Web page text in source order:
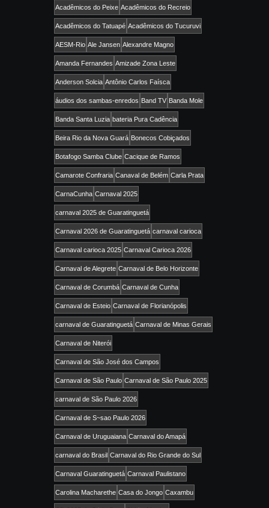
Acadêmicos do Peixe Acadêmicos do Recreio
Acadêmicos do Tatuapé Acadêmicos do Tucuruvi
AESM-Rio Ale Jansen Alexandre Magno
Amanda Fernandes Amizade Zona Leste
Anderson Solcia Antônio Carlos Faísca
áudios dos sambas-enredos Band TV Banda Mole
Banda Santa Luzia bateria Pura Cadência
Beira Rio da Nova Guará Bonecos Cobiçados
Botafogo Samba Clube Cacique de Ramos
Camarote Confraria Canaval de Belém Carla Prata
CarnaCunha Carnaval 2025
carnaval 2025 de Guaratinguetá
Carnaval 2026 de Guaratinguetá carnaval carioca
Carnaval carioca 2025 Carnaval Carioca 2026
Carnaval de Alegrete Carnaval de Belo Horizonte
Carnaval de Corumbá Carnaval de Cunha
Carnaval de Esteio Carnaval de Florianópolis
carnaval de Guaratinguetá Carnaval de Minas Gerais
Carnaval de Niterói
Carnaval de São José dos Campos
Carnaval de São Paulo Carnaval de São Paulo 2025
carnaval de São Paulo 2026
Carnaval de S~sao Paulo 2026
Carnaval de Uruguaiana Carnaval do Amapá
carnaval do Brasil Carnaval do Rio Grande do Sul
Carnaval Guaratinguetá Carnaval Paulistano
Carolina Macharethe Casa do Jongo Caxambu